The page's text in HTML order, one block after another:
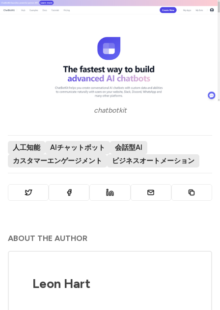
chatbotkit
人工知能 AIチャットボット
会話型AI
カスタマーエンゲージメント
ビジネスオートメーション
ABOUT THE AUTHOR
Leon Hart